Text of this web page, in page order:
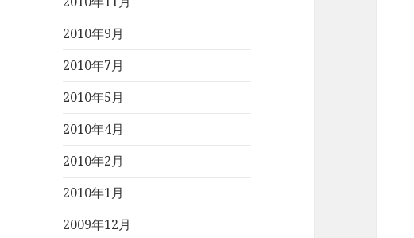
2010年9月
2010年7月
2010年5月
2010年4月
2010年2月
2010年1月
2009年12月